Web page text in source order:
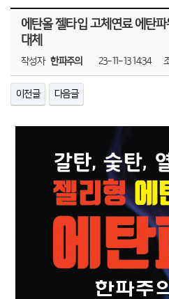
에탄올 젤타입 고체연료 에탄
대체
작성자 한파주의 23-11-13 14:34
이전글 다음글